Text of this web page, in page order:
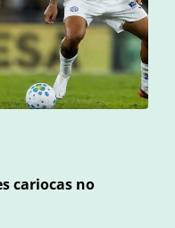
cariocas no